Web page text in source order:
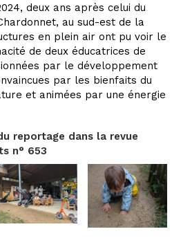
deux ans après celui du
au sud-est de la
en plein air ont pu voir le
de deux éducatrices de
par le développement
par les bienfaits du
et animées par une énergie
reportage dans la revue
n° 653